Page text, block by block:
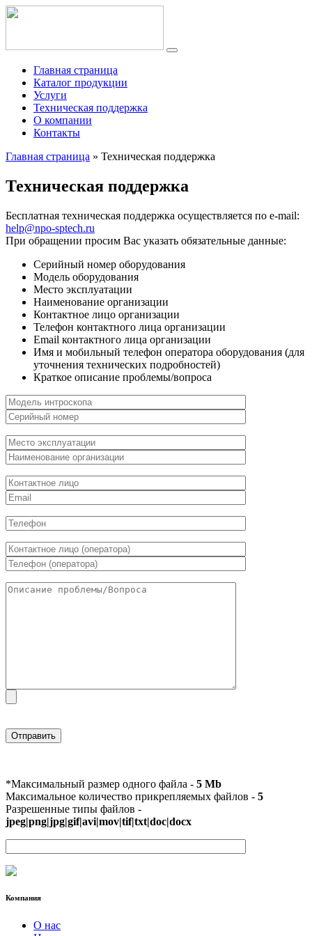
Главная страница
Каталог продукции
Услуги
Техническая поддержка
О компании
Контакты
Главная страница » Техническая поддержка
Техническая поддержка
Бесплатная техническая поддержка осуществляется по e-mail:
help@npo-sptech.ru
При обращении просим Вас указать обязательные данные:
Серийный номер оборудования
Модель оборудования
Место эксплуатации
Наименование организации
Контактное лицо организации
Телефон контактного лица организации
Email контактного лица организации
Имя и мобильный телефон оператора оборудования (для
уточнения технических подробностей)
Краткое описание проблемы/вопроса
*Максимальный размер одного файла - 5 Mb
Максимальное количество прикрепляемых файлов - 5
Разрешенные типы файлов -
jpeg|png|jpg|gif|avi|mov|tif|txt|doc|docx
Компания
О нас